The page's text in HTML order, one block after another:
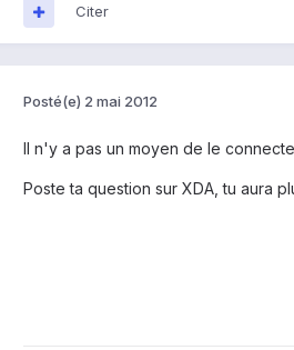
Citer
Posté(e) 2 mai 2012
Il n'y a pas un moyen de le
Poste ta question sur XDA, tu aura